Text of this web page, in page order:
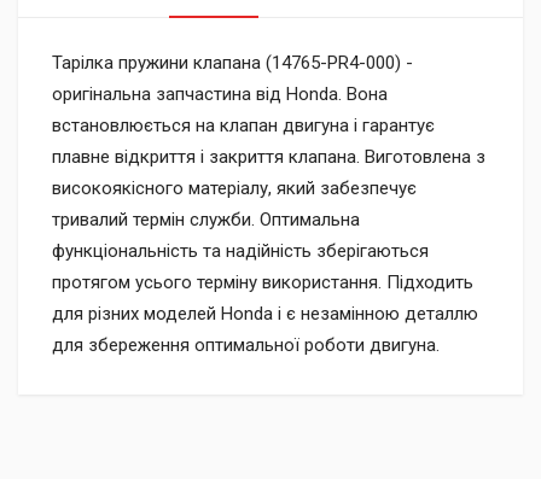
Тарілка пружини клапана (14765-PR4-000) -
оригінальна запчастина від Honda. Вона
встановлюється на клапан двигуна і гарантує
плавне відкриття і закриття клапана. Виготовлена з
високоякісного матеріалу, який забезпечує
тривалий термін служби. Оптимальна
функціональність та надійність зберігаються
протягом усього терміну використання. Підходить
для різних моделей Honda і є незамінною деталлю
для збереження оптимальної роботи двигуна.